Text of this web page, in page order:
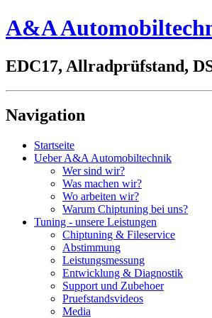
A&A
EDC17, Allradprüfstand,
Navigation
Startseite
Ueber A&A Automobiltechnik
Wer sind wir?
Was machen wir?
Wo arbeiten wir?
Warum Chiptuning bei uns?
Tuning - unsere Leistungen
Chiptuning & Fileservice
Abstimmung
Leistungsmessung
Entwicklung & Diagnostik
Support und Zubehoer
Pruefstandsvideos
Media